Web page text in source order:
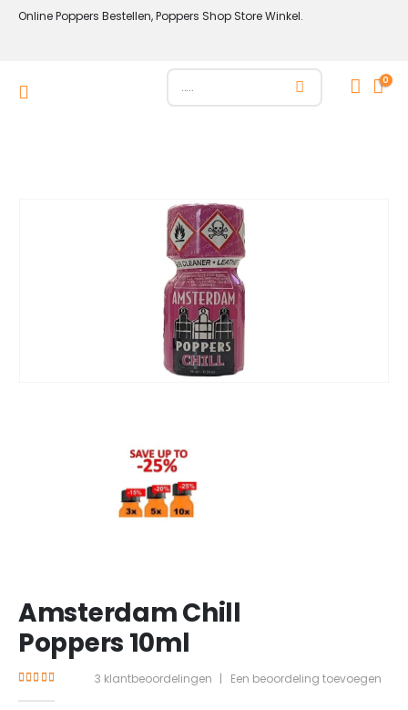
Online Poppers Bestellen, Poppers Shop Store Winkel.
0
Amsterdam Chill
Poppers 10ml
3 klantbeoordelingen Een beoordeling toevoegen